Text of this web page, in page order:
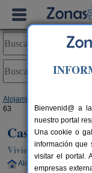
Alojamientos
63
Casa Sant
Vivienda turística en
Alquiler completo
Bienvenid@ a
nuestro portal
Una cookie o
información que
visitar el portal.
empresas